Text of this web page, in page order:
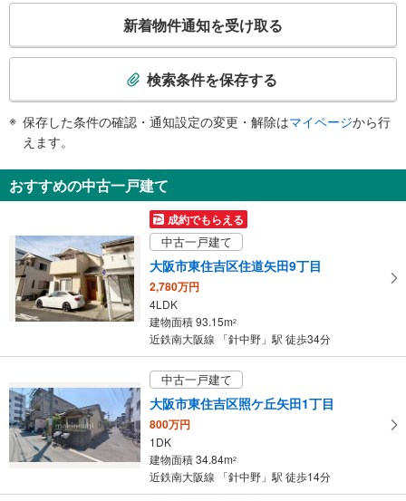
トイレ
その他
・誘導チャイム
改札
その他
・点字運賃表
検
知
を
け
取
る
・
条
イ
ペ
ー
ジ
保
新着物件通知を受け取る
検索条件を保存する
保存した条件の確認・通知設定の変更・解除はマイページから行
えます。
おすすめの中古一戸建て
成約でもらえる
中古一戸建て
大阪市東住吉区住道矢田9丁目
2,780万円
4LDK
建物面積 93.15m2
近鉄南大阪線 「針中野」駅 徒歩34分
中古一戸建て
大阪市東住吉区照ケ丘矢田1丁目
800万円
1DK
建物面積 34.84m2
近鉄南大阪線 「針中野」駅 徒歩14分